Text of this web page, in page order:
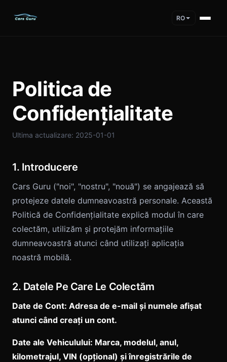
RO
Politica de
Confidențialitate
Ultima actualizare: 2025-01-01
1. Introducere
Cars Guru ("noi", "nostru", "nouă") se angajează să
protejeze datele dumneavoastră personale. Această
Politică de Confidențialitate explică modul în care
colectăm, utilizăm și protejăm informațiile
dumneavoastră atunci când utilizați aplicația
noastră mobilă.
2. Datele Pe Care Le Colectăm
Date de Cont: Adresa de e-mail și numele afișat
atunci când creați un cont.
Date ale Vehiculului: Marca, modelul, anul,
kilometrajul, VIN (opțional) și înregistrările de